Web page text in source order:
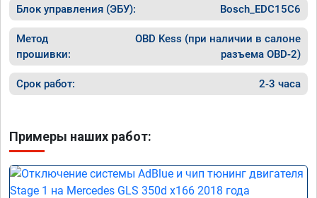
Блок управления (ЭБУ): Bosch_EDC15C6
Метод
прошивки:
OBD Kess (при наличии в салоне
разъема OBD-2)
Срок работ: 2-3 часа
Примеры наших работ: